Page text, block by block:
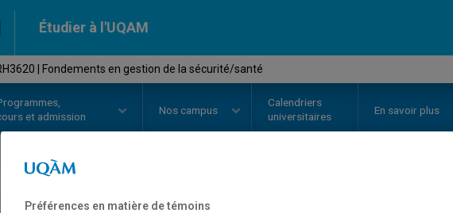
Étudier à l'UQAM
| Fondements en gestion de la sécurité/santé
et admission
Nos campus
Calendriers
universitaires
En savoir plus
Préférences en matière de témoins